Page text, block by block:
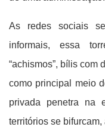
As redes sociais
informais, essa
“achismos”, bílis com
como principal meio
privada penetra na
territórios se